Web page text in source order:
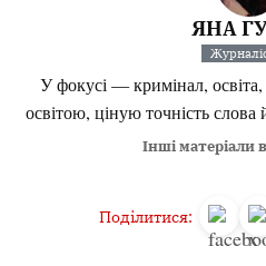
ЯНА
У фокусі — кримінал,
освітою, ціную точність слова
Інші матеріали
Поділитися: